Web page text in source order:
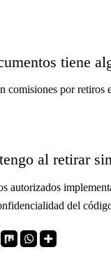
tiene
comisiones por retiros
al retirar
autorizados
del